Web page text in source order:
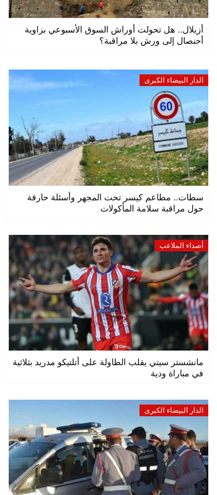
أزيلال.. هل تحولت أوراش السوق الأسبوعي بزاوية
أحنصال إلى ورش بلا مراقبة؟
الدار البيضاء الكبرى
سطات.. مطاعم كيسر تحت المجهر وأسئلة حارقة
حول مراقبة سلامة المأكولات
أصداء الملاعب
مانشستر سيتي يقلب الطاولة على أتلتيكو مدريد بثلاثية
في مباراة ودية
الدار البيضاء الكبرى